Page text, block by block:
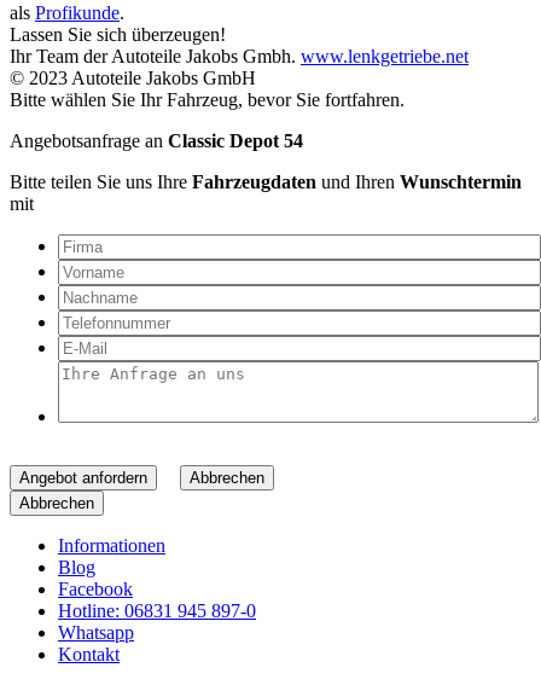
als Profikunde.
Lassen Sie sich überzeugen!
Ihr Team der Autoteile Jakobs Gmbh. www.lenkgetriebe.net
© 2023 Autoteile Jakobs GmbH
Bitte wählen Sie Ihr Fahrzeug, bevor Sie fortfahren.
Angebotsanfrage an Classic Depot 54
Bitte teilen Sie uns Ihre Fahrzeugdaten und Ihren Wunschtermin
mit
Angebot anfordern
Abbrechen
Abbrechen
Informationen
Blog
Facebook
Hotline: 06831 945 897-0
Whatsapp
Kontakt